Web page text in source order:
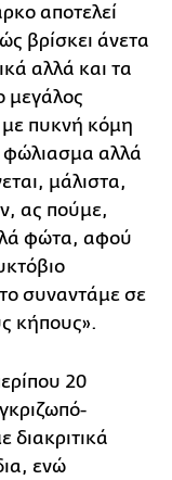
αποτελεί
βρίσκει άνετα
αλλά και τα
μεγάλος
πυκνή κόμη
φώλιασμα αλλά
μάλιστα,
ας πούμε,
φώτα, αφού
συναντάμε σε
κήπους».
20
διακριτικά
ενώ